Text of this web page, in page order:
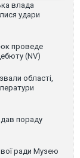
влада
удари
проведе
(NV)
області,
пораду
ради Музею